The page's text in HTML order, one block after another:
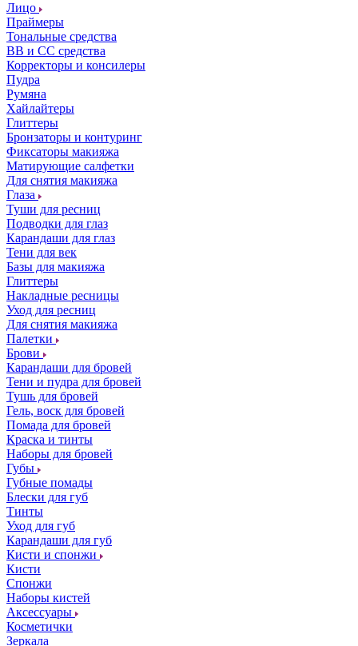
Лицо
Праймеры
Тональные средства
ВВ и СС средства
Корректоры и консилеры
Пудра
Румяна
Хайлайтеры
Глиттеры
Бронзаторы и контуринг
Фиксаторы макияжа
Матирующие салфетки
Для снятия макияжа
Глаза
Туши для ресниц
Подводки для глаз
Карандаши для глаз
Тени для век
Базы для макияжа
Глиттеры
Накладные ресницы
Уход для ресниц
Для снятия макияжа
Палетки
Брови
Карандаши для бровей
Тени и пудра для бровей
Тушь для бровей
Гель, воск для бровей
Помада для бровей
Краска и тинты
Наборы для бровей
Губы
Губные помады
Блески для губ
Тинты
Уход для губ
Карандаши для губ
Кисти и спонжи
Кисти
Спонжи
Наборы кистей
Аксессуары
Косметички
Зеркала